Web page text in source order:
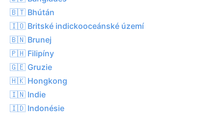
🇧🇹 Bhútán
🇮🇴 Britské indickooceánské území
🇧🇳 Brunej
🇵🇭 Filipíny
🇬🇪 Gruzie
🇭🇰 Hongkong
🇮🇳 Indie
🇮🇩 Indonésie